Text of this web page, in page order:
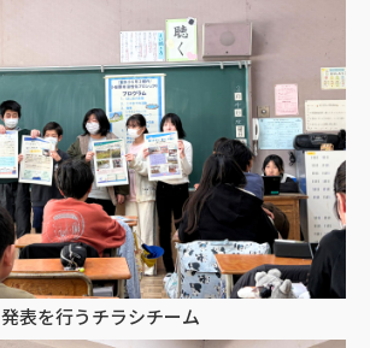
発表を行うチラシチーム